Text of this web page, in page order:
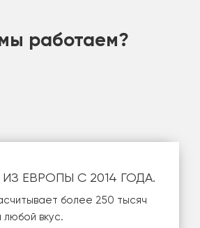
работаем?
ЕВРОПЫ С 2014 ГОДА.
более 250 тысяч
любой вкус.